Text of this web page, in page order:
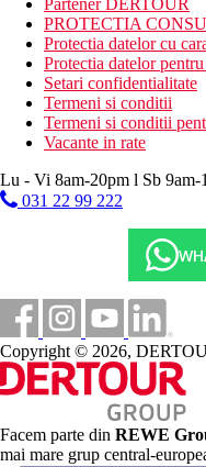
in timpul zilei si
Divertisment
Programe de animatie
Wellness
Un mic centru
manichiura,
Clasa oficiala: *****
De retinut: Taxa de
hotel. Iar incepand cu
introduce o asigurare
USD/ persoana.
Distanţe
0 m
Distanta pana la plaja
Partener DERTOUR
PROTECTIA
Protectia datelor cu
Protectia datelor
Setari confidentialitate
Termeni si conditii
Termeni si conditii
Vacante in rate
Lu - Vi 8am-20pm l Sb 9am-
031 22 99 222
Copyright © 2026,
Facem parte din REWE
mai mare grup central-